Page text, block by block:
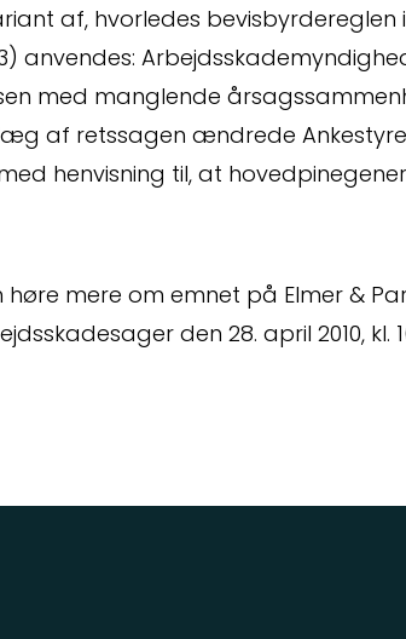
af, hvorledes bevisbyrdereglen
anvendes:
med manglende
af retssagen ændrede
henvisning til, at
høre mere om emnet på Elmer &
den 28. april 2010, kl.